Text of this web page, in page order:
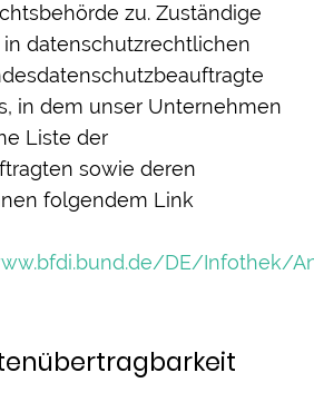
zu. Zuständige
datenschutzrechtlichen
in dem unser Unternehmen
Liste der
sowie deren
folgendem Link
DE/Infothek/